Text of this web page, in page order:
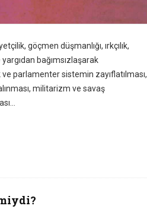
göçmen düşmanlığı, ırkçılık,
bağımsızlaşarak
parlamenter sistemin zayıflatılması,
militarizm ve savaş